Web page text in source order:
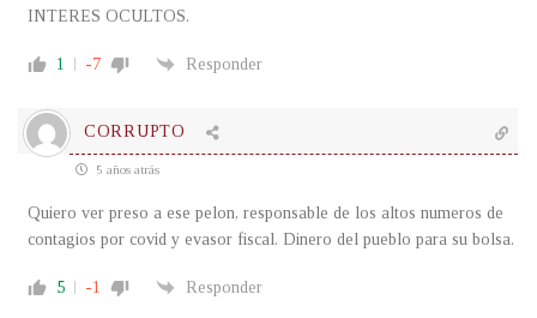
INTERES OCULTOS.
1 -7 Responder
CORRUPTO
5 años atrás
Quiero ver preso a ese pelon, responsable de los altos numeros de
contagios por covid y evasor fiscal. Dinero del pueblo para su bolsa.
5 -1 Responder